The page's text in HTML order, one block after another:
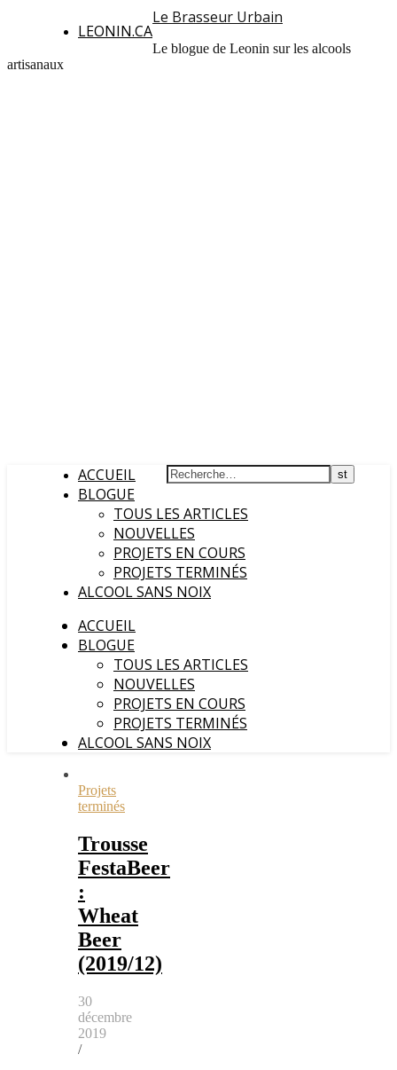
LEONIN.CA
Le Brasseur Urbain
Le blogue de Leonin sur les alcools
artisanaux
ACCUEIL
BLOGUE
TOUS LES ARTICLES
NOUVELLES
PROJETS EN COURS
PROJETS TERMINÉS
ALCOOL SANS NOIX
ACCUEIL
BLOGUE
TOUS LES ARTICLES
NOUVELLES
PROJETS EN COURS
PROJETS TERMINÉS
ALCOOL SANS NOIX
Projets
terminés
Trousse
FestaBeer
:
Wheat
Beer
(2019/12)
30
décembre
2019
/